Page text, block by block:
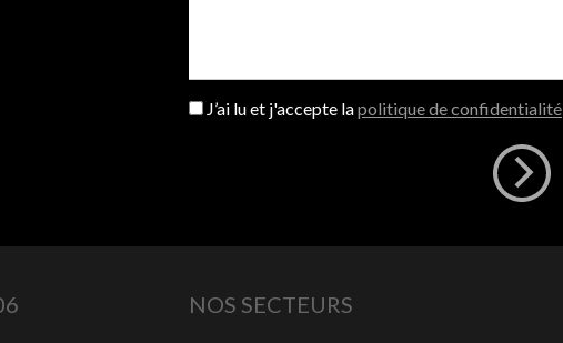
J’ai lu et j'accepte lapolitique de confidentialité
NOS SECTEURS